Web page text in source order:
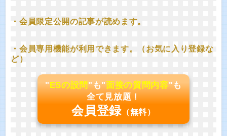
・会員限定公開の記事が読めます。
・会員専用機能が利用できます。（お気に入り登録な
ど）
"ESの設問"も"面接の質問内容"も
全て見放題！
会員登録 （無料）